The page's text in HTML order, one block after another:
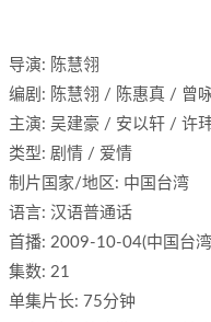
导演: 陈慧翎
编剧: 陈慧翎 / 陈惠真 / 曾
主演: 吴建豪 / 安以轩 / 许
类型: 剧情 / 爱情
制片国家/地区: 中国台湾
语言: 汉语普通话
首播: 2009-10-04(中国台
集数: 21
单集片长: 75分钟